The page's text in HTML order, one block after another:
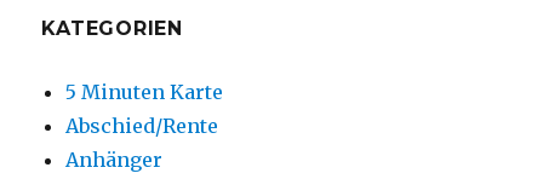
KATEGORIEN
5 Minuten Karte
Abschied/Rente
Anhänger